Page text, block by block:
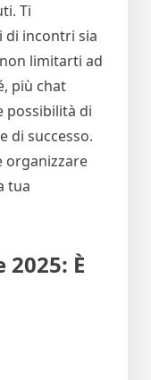
Ti
di incontri sia
limitarti ad
più chat
possibilità di
di successo.
organizzare
tua
È